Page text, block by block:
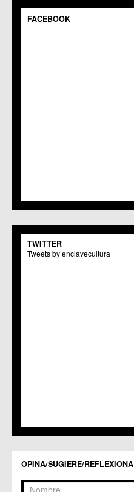
C.M. Gea y Truyols
C.C.S. La Paz
C.M. El Carmen
Centros Culturales
C.C. Puertas de Castilla
C.C. Zarandona
FACEBOOK
TWITTER
Tweets by enclavecultura
OPINA/SUGIERE/REFLEXIONA